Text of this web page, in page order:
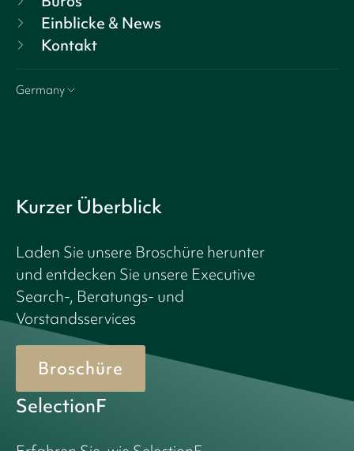
Einblicke & News
Kontakt
Germany
Kurzer Überblick
Laden Sie unsere Broschüre herunter
und entdecken Sie unsere Executive
Search-, Beratungs- und
Vorstandsservices
Broschüre
SelectionF